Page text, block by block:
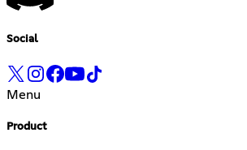
Social
Menu
Product